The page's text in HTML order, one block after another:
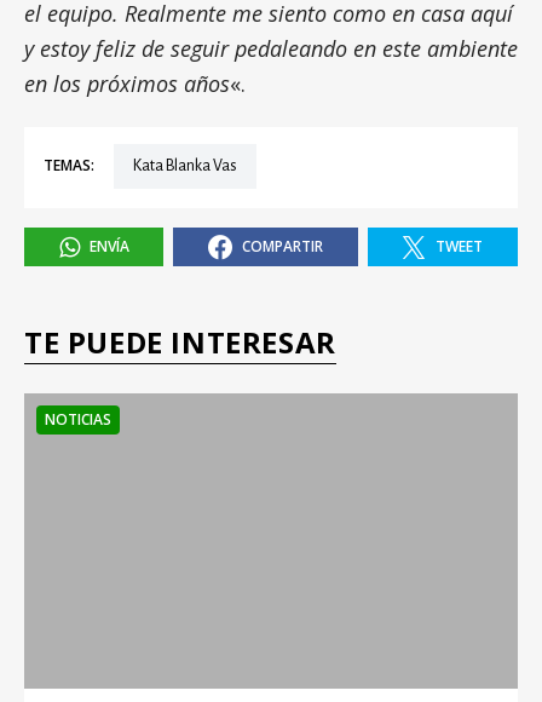
el equipo. Realmente me siento como en casa aquí
y estoy feliz de seguir pedaleando en este ambiente
en los próximos años«.
TEMAS: Kata Blanka Vas
ENVÍA COMPARTIR TWEET
TE PUEDE INTERESAR
NOTICIAS